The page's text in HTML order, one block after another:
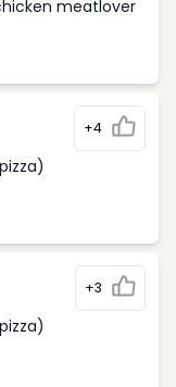
meatlover
+4
+3